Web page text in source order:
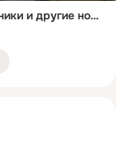
Подушки безопасности, катера-беспилотники и другие новости импортозамещения